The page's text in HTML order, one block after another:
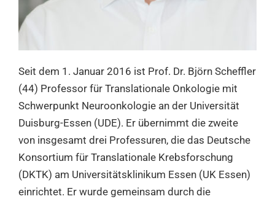
Seit dem 1. Januar 2016 ist Prof. Dr. Björn Scheffler
(44) Professor für Translationale Onkologie mit
Schwerpunkt Neuroonkologie an der Universität
Duisburg-Essen (UDE). Er übernimmt die zweite
von insgesamt drei Professuren, die das Deutsche
Konsortium für Translationale Krebsforschung
(DKTK) am Universitätsklinikum Essen (UK Essen)
einrichtet. Er wurde gemeinsam durch die